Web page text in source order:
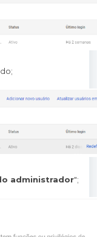
administrador";